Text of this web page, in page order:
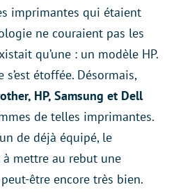
imprimantes qui étaient
ne couraient pas les
qu’une : un modèle HP.
s’est étoffée. Désormais,
HP, Samsung et Dell
de telles imprimantes.
de déjà équipé, le
mettre au rebut une
être encore très bien.